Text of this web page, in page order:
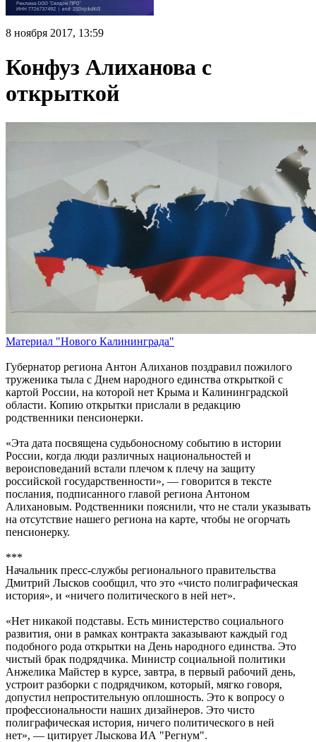
8 ноября 2017, 13:59
Конфуз Алиханова с
открыткой
Материал "Нового Калининграда"
Губернатор региона Антон Алиханов поздравил пожилого
труженика тыла с Днем народного единства открыткой с
картой России, на которой нет Крыма и Калининградской
области. Копию открытки прислали в редакцию
родственники пенсионерки.
«Эта дата посвящена судьбоносному событию в истории
России, когда люди различных национальностей и
вероисповеданий встали плечом к плечу на защиту
российской государственности», — говорится в тексте
послания, подписанного главой региона Антоном
Алихановым. Родственники пояснили, что не стали указывать
на отсутствие нашего региона на карте, чтобы не огорчать
пенсионерку.
***
Начальник пресс-службы регионального правительства
Дмитрий Лысков сообщил, что это «чисто полиграфическая
история», и «ничего политического в ней нет».
«Нет никакой подставы. Есть министерство социального
развития, они в рамках контракта заказывают каждый год
подобного рода открытки на День народного единства. Это
чистый брак подрядчика. Министр социальной политики
Анжелика Майстер в курсе, завтра, в первый рабочий день,
устроит разборки с подрядчиком, который, мягко говоря,
допустил непростительную оплошность. Это к вопросу о
профессиональности наших дизайнеров. Это чисто
полиграфическая история, ничего политического в ней
нет», — цитирует Лыскова ИА "Регнум".